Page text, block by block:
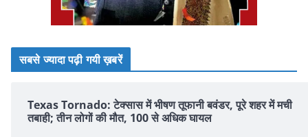
सबसे ज्यादा पढ़ी गयी ख़बरें
Texas Tornado: टेक्सास में भीषण तूफानी बवंडर, पूरे शहर में मची
तबाही; तीन लोगों की मौत, 100 से अधिक घायल